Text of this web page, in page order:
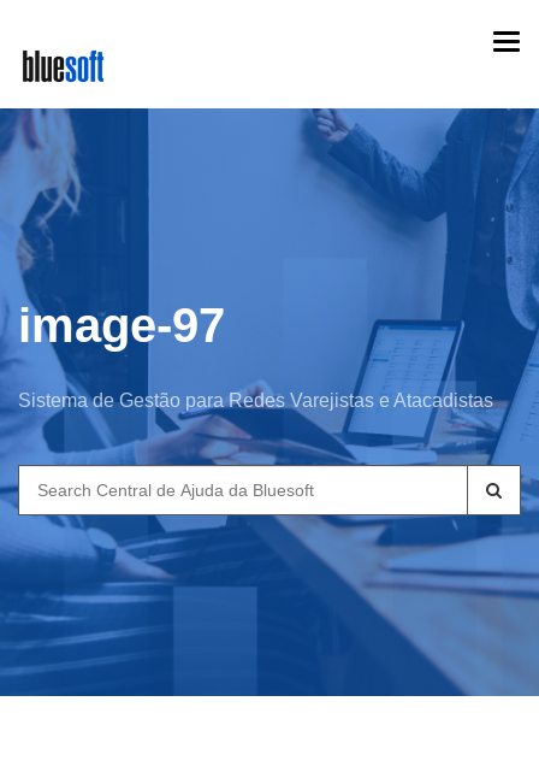
main
content
image-97
Sistema de Gestão para Redes Varejistas e Atacadistas
Search
for: